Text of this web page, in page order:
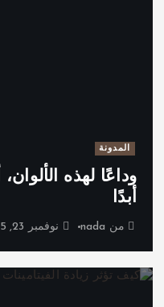
المدونة
وداعًا لهذه الألوان،
أبدًا
من nada نوفمبر 23, 2025